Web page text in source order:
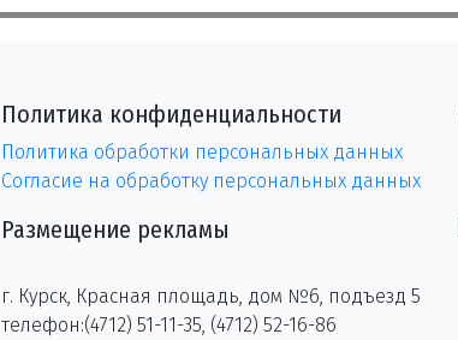
Политика конфиденциальности
Политика обработки персональных данных
Согласие на обработку персональных данных
Размещение рекламы
г. Курск, Красная площадь, дом №6, подъезд 5
телефон:(4712) 51-11-35, (4712) 52-16-86